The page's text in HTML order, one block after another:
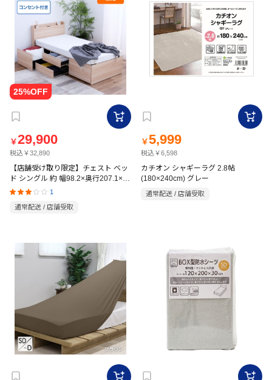
￥29,900
税込￥32,890
【店舗受け取り限定】チェスト ベッ
ド シングル 約 幅98.2×奥行207.1×高
85.2cm LUー1317CBX
1
通常配送 / 店舗受取
￥5,999
税込￥6,598
カチオン シャギーラグ 2.8帖
(180×240cm) グレー
通常配送 / 店舗受取